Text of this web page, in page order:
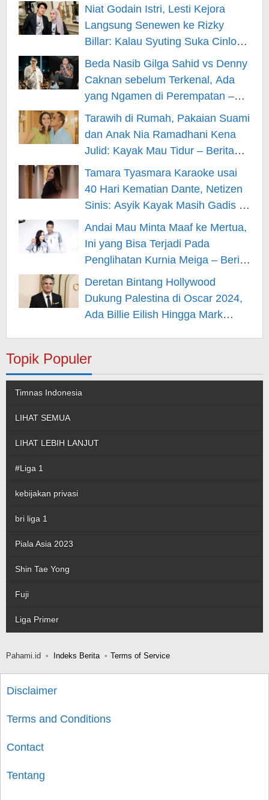
Niat Godain Istri, Lesti Kejora
Langsung Senewen ke Rizky
Billar: Kalau Syuting Suka Cinlok?
– Berita Hiburan
Beda Nasib Gilga Sahid vs Denny
Caknan sebelum Terkenal, Ada
yang Ngamen di Perempatan –
Berita Hiburan
Tarawih di Rumah, Pakaian Suami
dan Anak Nia Ramadhani Kena
Julid: Kayak Mau Tidur – Berita
Hiburan
Tamara Tyasmara Karaoke usai
40 Hari Kematian Dante, Netizen
Sinis: Asyik Kayak Masih Gadis –
Berita Hiburan
Andai Mau Minta Maaf ke Mertua,
Ini yang Bisa Terjadi Pada
Penglihatan Kurnia Meiga – Berita
Hiburan
Deretan Bintang Hollywood
Dukung Palestina di Oscar 2024,
Ada Billie Eilish Hingga Mark
Topik Populer
Timnas Indonesia
LIHAT SEMUA
LIHAT LEBIH LANJUT
#Liga 1
kebijakan privasi
bri liga 1
Piala Asia 2023
Shin Tae Yong
Fuji
Liga Primer
Pahami.id Indeks Berita Terms of Service
Disclaimer
Terms and Conditions
Contact
Tentang